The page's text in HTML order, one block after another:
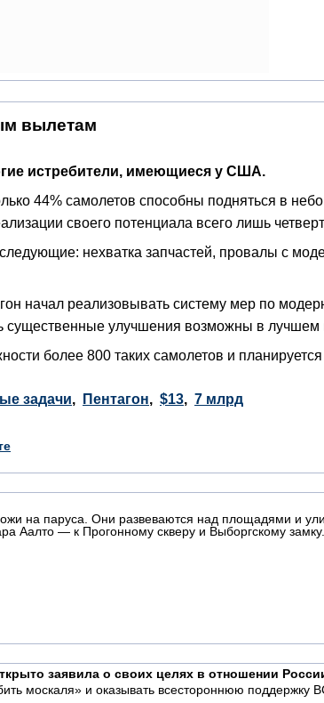
вылетам
истребители, имеющиеся у США.
44% самолетов способны подняться в
своего потенциала всего лишь
нехватка запчастей, провалы с
начал реализовывать систему мер по
улучшения возможны в лучшем
более 800 таких самолетов и
задачи, Пентагон, $13, 7 млрд
на паруса. Они развеваются над площадями и
Аалто — к Прогонному скверу и Выборгскому замку.
заявила о своих целях в отношении
москаля» и оказывать всестороннюю поддержку